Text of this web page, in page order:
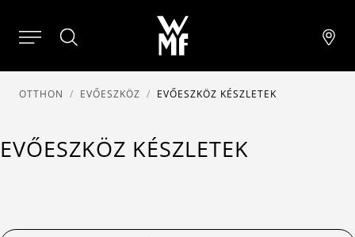
OTTHON EVŐESZKÖZ EVŐESZKÖZ KÉSZLETEK
EVŐESZKÖZ KÉSZLETEK